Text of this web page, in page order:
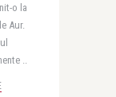
o la
Aur.
..